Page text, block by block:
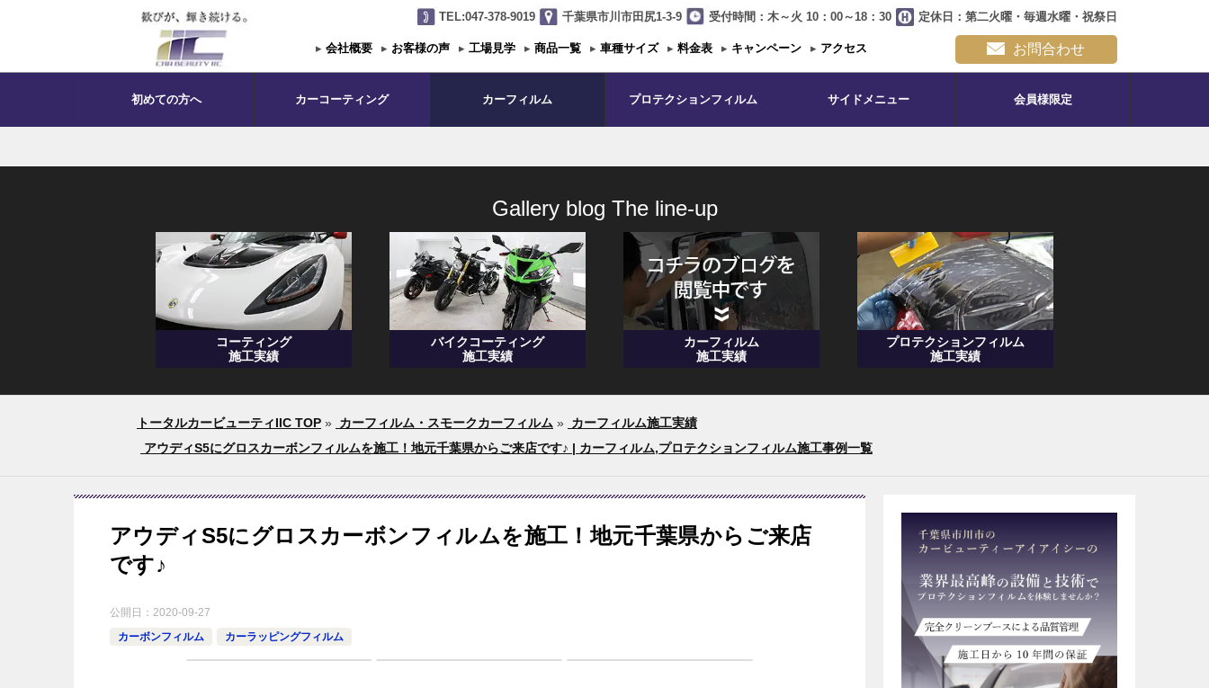
TEL:047-378-9019 千葉県市川市田尻1-3-9 受付時間：木～火 10：00～18：30 定休日：第二火曜・毎週水曜・祝祭日
▸ 会社概要 ▸ お客様の声 ▸ 工場見学 ▸ 商品一覧 ▸ 車種サイズ ▸ 料金表 ▸ キャンペーン ▸ アクセス お問合わせ
初めての方へ カーコーティング カーフィルム プロテクションフィルム サイドメニュー 会員様限定
Gallery blog The line-up
コーティング
施工実績
バイクコーティング
施工実績
カーフィルム
施工実績
プロテクションフィルム
施工実績
トータルカービューティIIC TOP » カーフィルム・スモークカーフィルム » カーフィルム施工実績
アウディS5にグロスカーボンフィルムを施工！地元千葉県からご来店です♪ | カーフィルム,プロテクションフィルム施工事例一覧
アウディS5にグロスカーボンフィルムを施工！地元千葉県からご来店
です♪
公開日： 2020-09-27
カーボンフィルム
カーラッピングフィルム